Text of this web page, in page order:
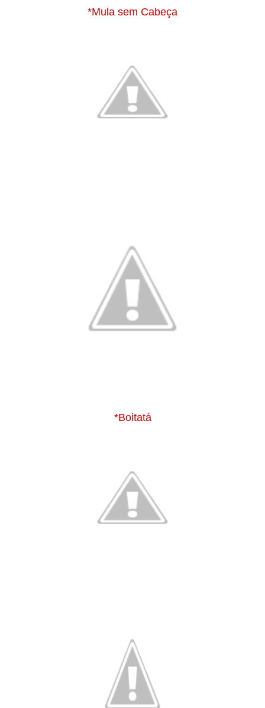
*Mula sem Cabeça
*Boitatá